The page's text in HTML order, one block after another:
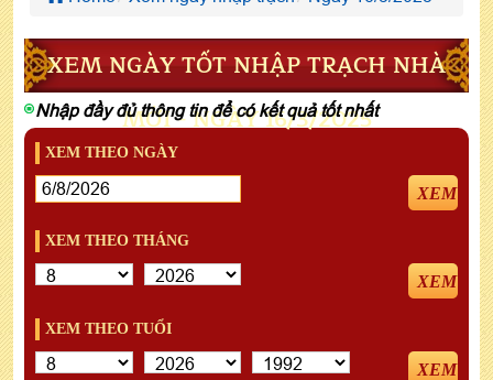
XEM NGÀY TỐT NHẬP TRẠCH NHÀ
MỚI - NGÀY 16/3/2025
Nhập đầy đủ thông tin để có kết quả tốt nhất
XEM THEO NGÀY
XEM
XEM THEO THÁNG
XEM
XEM THEO TUỔI
XEM